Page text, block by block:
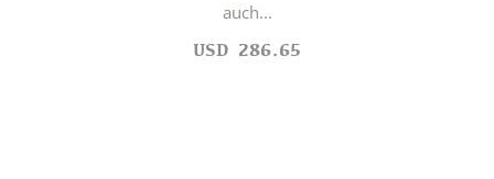
auch...
USD 286.65